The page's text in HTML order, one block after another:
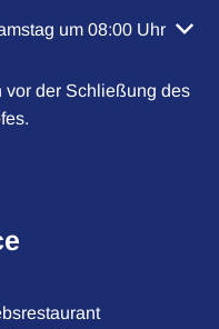
Schließzeiten
um 08:00 Uhr
vor der Schließung des